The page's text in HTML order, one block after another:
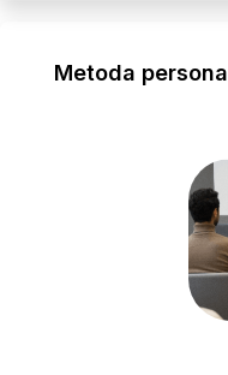
Metoda persona